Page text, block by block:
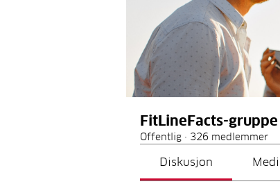
FitLineFacts-gruppe
Offentlig · 326 medlemmer
Diskusjon